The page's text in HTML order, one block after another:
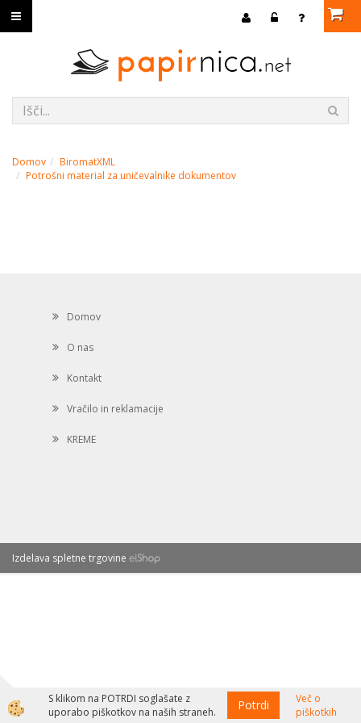
Domov
BiromatXML
Potrošni material za uničevalnike dokumentov
Domov
O nas
Kontakt
Vračilo in reklamacije
KREME
Izdelava spletne trgovine
S klikom na POTRDI soglašate z
uporabo piškotkov na naših straneh.
Potrdi
Več o
piškotkih